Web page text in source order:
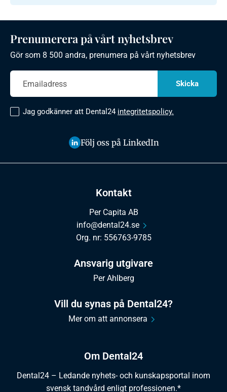
Om Dental24
Dental24 – Ledande nyhets- och kunskapsportal inom
svensk tandvård enligt professionen.*
Kontakt
Per Capita AB
info@dental24.se
Org. nr: 556763-9785
Ansvarig utgivare
Per Ahlberg
Vill du synas på Dental24?
Mer om att annonsera
Prenumerera på vårt nyhetsbrev
Gör som 8 500 andra, prenumera på vårt nyhetsbrev
Jag godkänner att Dental24 integritetspolicy.
Följ oss på LinkedIn